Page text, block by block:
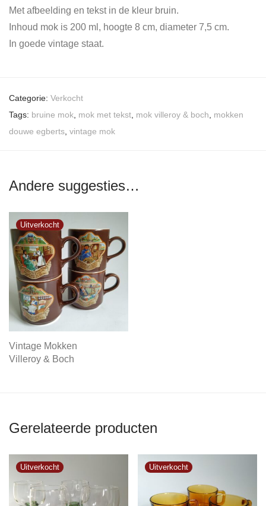
Met afbeelding en tekst in de kleur bruin.
Inhoud mok is 200 ml, hoogte 8 cm, diameter 7,5 cm.
In goede vintage staat.
Categorie: Verkocht
Tags: bruine mok mok met tekst mok villeroy & boch
mokken
douwe egberts vintage mok
Andere suggesties…
Vintage Mokken
Villeroy & Boch
Gerelateerde producten